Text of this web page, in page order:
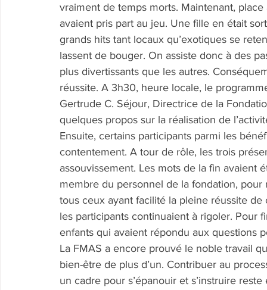
vraiment de temps morts. Maintenant,
avaient pris part au jeu. Une fille en était
grands hits tant locaux qu’exotiques se
lassent de bouger. On assiste donc à des
plus divertissants que les autres.
réussite. A 3h30, heure locale, le
Gertrude C. Séjour, Directrice de la
quelques propos sur la réalisation de
Ensuite, certains participants parmi les
contentement. A tour de rôle, les trois
assouvissement. Les mots de la fin avaient
membre du personnel de la fondation,
tous ceux ayant facilité la pleine réussite
les participants continuaient à rigoler. Pour
enfants qui avaient répondu aux questions
La FMAS a encore prouvé le noble travail
bien-être de plus d’un. Contribuer au
un cadre pour s’épanouir et s’instruire